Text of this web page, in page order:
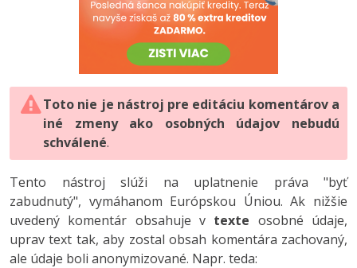
Python -80%
JavaScript -80%
-80%
C++ -80%
-80%
Kotlin -80%
Céčko -80%
WordPress
UX
Business
Copywriting
MS Office -80%
Google Dokumenty
Photoshop -80%
Adobe Illustrator -80%
Adobe Lightroom
Adobe XD -15%
Adobe InDesign
Adobe After Effects
Blender -80%
Toto nie je nástroj pre editáciu komentárov a
iné zmeny ako osobných údajov nebudú
schválené.
Tento nástroj slúži na uplatnenie práva "byť
zabudnutý", vymáhanom Európskou Úniou. Ak nižšie
uvedený komentár obsahuje v texte osobné údaje,
uprav text tak, aby zostal obsah komentára zachovaný,
ale údaje boli anonymizované. Napr. teda: